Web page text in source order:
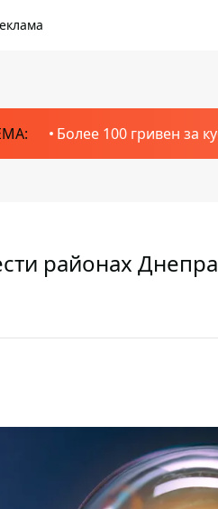
Более 100 гривен за
районах Днепра